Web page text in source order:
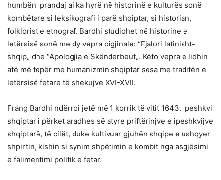
humbën, prandaj ai ka hyrë në historinë e kulturës sonë
kombëtare si leksikografi i parë shqiptar, si historian,
folklorist e etnograf. Bardhi studiohet në historine e
letërsisë sonë me dy vepra oigjinale: “Fjalori latinisht-
shqip„ dhe “Apologjia e Skënderbeut„. Këto vepra e lidhin
atë më tepër me humanizmin shqiptar sesa me traditën e
letërsisë fetare të shekujve XVI-XVII.
Frang Bardhi ndërroi jetë më 1 korrik të vitit 1643. Ipeshkvi
shqiptar i përket aradhes së atyre priftërinjve e ipeshkvijve
shqiptarë, të cilët, duke kultivuar gjuhën shqipe e ushqyer
shpirtin, kishin si synim shpëtimin e kombit nga asgjësimi
e falimentimi politik e fetar.